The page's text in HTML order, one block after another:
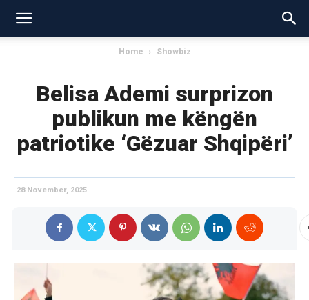
Home Showbiz
Belisa Ademi surprizon
publikun me këngën
patriotike ‘Gëzuar Shqipëri’
28 November, 2025